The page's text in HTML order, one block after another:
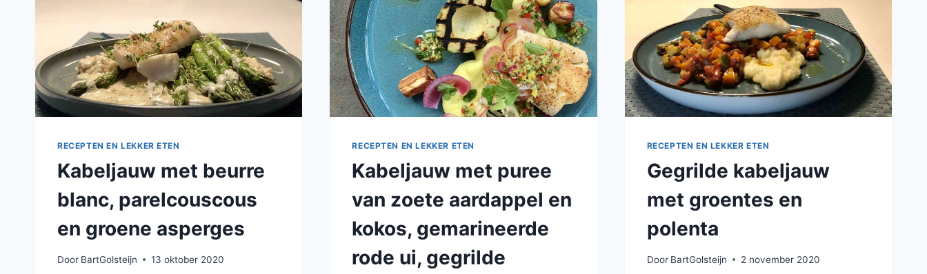
RECEPTEN EN LEKKER ETEN
Kabeljauw met beurre
blanc, parelcouscous
en groene asperges
Door BartGolsteijn 13 oktober 2020
RECEPTEN EN LEKKER ETEN
Kabeljauw met puree
van zoete aardappel en
kokos, gemarineerde
rode ui, gegrilde
RECEPTEN EN LEKKER ETEN
Gegrilde kabeljauw
met groentes en
polenta
Door BartGolsteijn 2 november 2020